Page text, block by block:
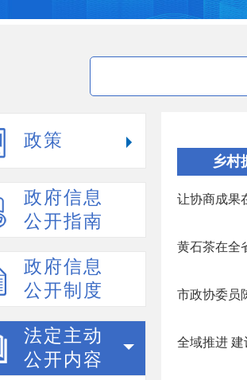
政策
政府信息
公开指南
政府信息
公开制度
法定主动
公开内容
乡村
让协商成果
黄石茶在全
市政协委员
全域推进